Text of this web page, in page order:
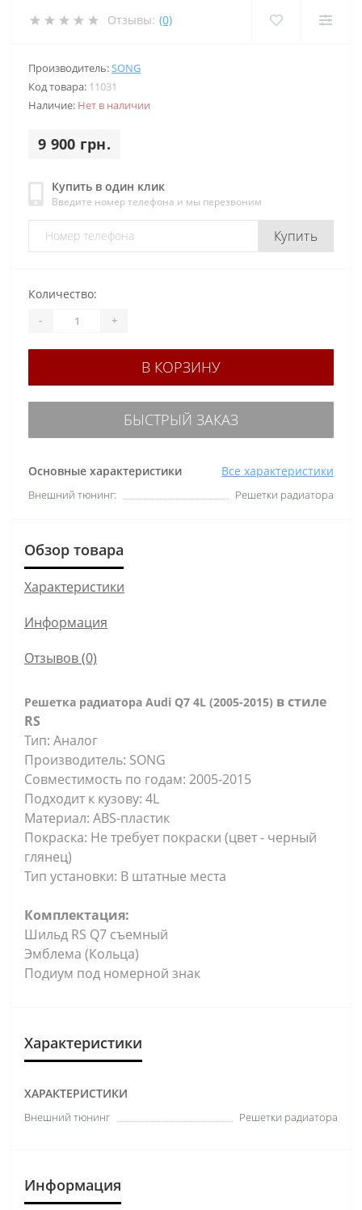
Отзывы: (0)
Производитель:SONG
Код товара: 11031
Наличие: Нет в наличии
9 900 грн.
Купить в один клик
Введите номер телефона и мы перезвоним
Купить
Основные характеристики Все характеристики
Внешний тюнинг: Решетки радиатора
Количество:
- +
В КОРЗИНУ
БЫСТРЫЙ ЗАКАЗ
Обзор товара
Характеристики
Информация
Отзывов (0)
Решетка радиатора Audi Q7 4L (2005-2015) в стиле
RS
Тип: Аналог
Производитель: SONG
Совместимость по годам: 2005-2015
Подходит к кузову: 4L
Материал: ABS-пластик
Покраска: Не требует покраски (цвет - черный
глянец)
Тип установки: В штатные места
Комплектация:
Шильд RS Q7 съемный
Эмблема (Кольца)
Подиум под номерной знак
Характеристики
ХАРАКТЕРИСТИКИ
Внешний тюнинг Решетки радиатора
Информация